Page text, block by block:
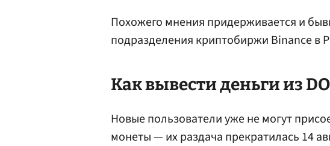
Похожего мнения придерживается и
подразделения криптобиржи Binance в
Как вывести деньги из
Новые пользователи уже не могут
монеты — их раздача прекратилась 14